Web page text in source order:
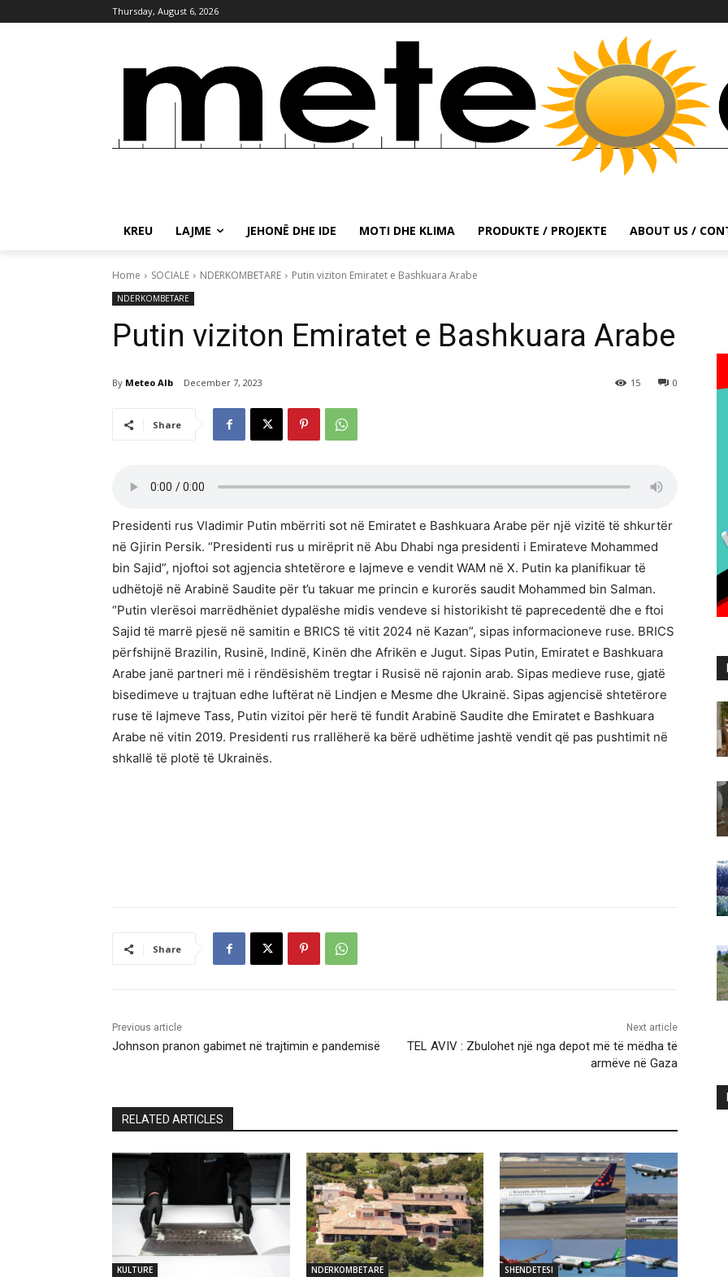
Thursday, August 6, 2026
KREU LAJME JEHONË DHE IDE MOTI DHE KLIMA PRODUKTE / PROJEKTE ABOUT US /
Home SOCIALE NDERKOMBETARE Putin viziton Emiratet e Bashkuara Arabe
NDERKOMBETARE
Putin viziton Emiratet e Bashkuara Arabe
By Meteo Alb December 7, 2023 0
15
Share
Presidenti rus Vladimir Putin mbërriti sot në Emiratet e Bashkuara Arabe për një vizitë të shkurtër
në Gjirin Persik. “Presidenti rus u mirëprit në Abu Dhabi nga presidenti i Emirateve Mohammed
bin Sajid”, njoftoi sot agjencia shtetërore e lajmeve e vendit WAM në X. Putin ka planifikuar të
udhëtojë në Arabinë Saudite për t’u takuar me princin e kurorës saudit Mohammed bin Salman.
“Putin vlerësoi marrëdhëniet dypalëshe midis vendeve si historikisht të paprecedentë dhe e ftoi
Sajid të marrë pjesë në samitin e BRICS të vitit 2024 në Kazan”, sipas informacioneve ruse. BRICS
përfshijnë Brazilin, Rusinë, Indinë, Kinën dhe Afrikën e Jugut. Sipas Putin, Emiratet e Bashkuara
Arabe janë partneri më i rëndësishëm tregtar i Rusisë në rajonin arab. Sipas medieve ruse, gjatë
bisedimeve u trajtuan edhe luftërat në Lindjen e Mesme dhe Ukrainë. Sipas agjencisë shtetërore
ruse të lajmeve Tass, Putin vizitoi për herë të fundit Arabinë Saudite dhe Emiratet e Bashkuara
Arabe në vitin 2019. Presidenti rus rrallëherë ka bërë udhëtime jashtë vendit që pas pushtimit në
shkallë të plotë të Ukrainës.
Share
Previous article
Johnson pranon gabimet në trajtimin e pandemisë
Next article
TEL AVIV : Zbulohet një nga depot më të mëdha të
armëve në Gaza
RELATED ARTICLES
KULTURE NDERKOMBETARE SHENDETESI